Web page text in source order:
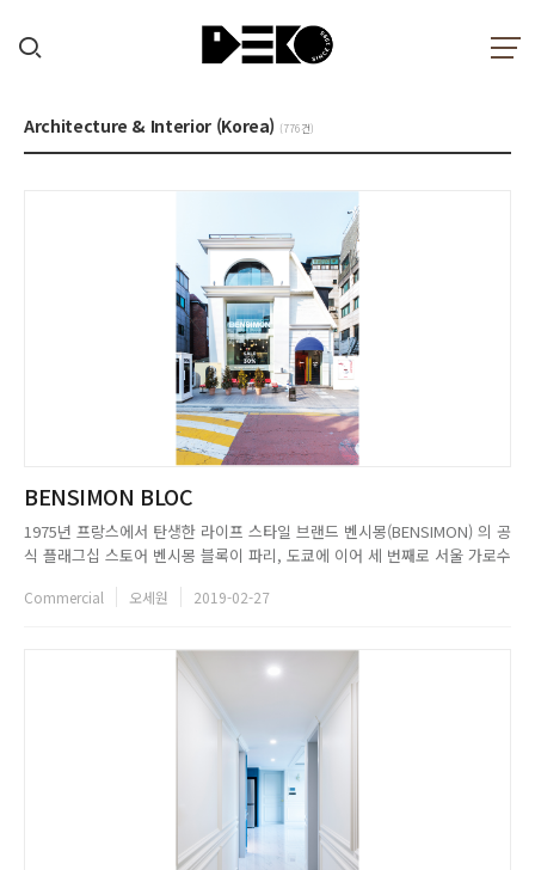
Architecture & Interior (Korea) (776건)
BENSIMON BLOC
1975년 프랑스에서 탄생한 라이프 스타일 브랜드 벤시몽(BENSIMON) 의 공
식 플래그십 스토어 벤시몽 블록이 파리, 도쿄에 이어 세 번째로 서울 가로수
리지 않는 편안함과 특유의 빈티지 스타일로 전 세계 많 은 사람들에게 사랑
Commercial 오세원 2019-02-27